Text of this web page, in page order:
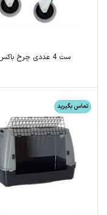
ست 4 عددی چرخ باکس
تماس بگیرید